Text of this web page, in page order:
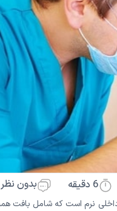
6 دقیقه بدون نظر
نرم است که شامل بافت